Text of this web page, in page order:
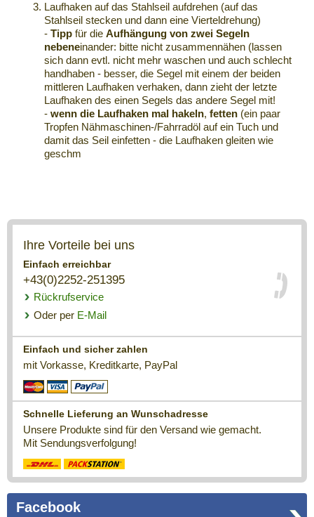
Laufhaken auf das Stahlseil aufdrehen (auf das
Stahlseil stecken und dann eine Vierteldrehung)
- Tipp für die Aufhängung von zwei Segeln
nebeneinander: bitte nicht zusammennähen (lassen
sich dann evtl. nicht mehr waschen und auch schlecht
handhaben - besser, die Segel mit einem der beiden
mittleren Laufhaken verhaken, dann zieht der letzte
Laufhaken des einen Segels das andere Segel mit!
- wenn die Laufhaken mal hakeln, fetten (ein paar
Tropfen Nähmaschinen-/Fahrradöl auf ein Tuch und
damit das Seil einfetten - die Laufhaken gleiten wie
geschm
Ihre Vorteile bei uns
Einfach erreichbar
+43(0)2252-251395
Rückrufservice
Oder per E-Mail
Einfach und sicher zahlen
mit Vorkasse, Kreditkarte, PayPal
Schnelle Lieferung an Wunschadresse
Unsere Produkte sind für den Versand wie gemacht.
Mit Sendungsverfolgung!
Facebook